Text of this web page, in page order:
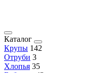
Каталог
Крупы 142
Отруби 3
Хлопья 35